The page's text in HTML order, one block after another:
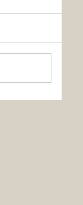
月共录得2,110宗住
，较十年季节性平